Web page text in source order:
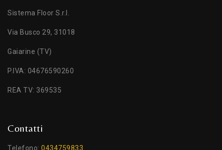
Sistema Floor S.r.l.
Via Busco 29, 31018
Gaiarine (TV)
P.IVA: 04676590260
REA TV: 369535
Contatti
Telefono: 0434759833